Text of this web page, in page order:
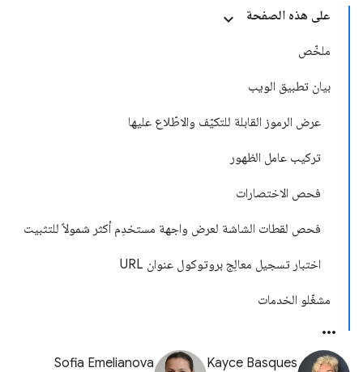
على هذه الصفحة
ملخّص
بيان تطبيق الويب
عرض الرموز القابلة للتكيّف والاطّلاع عليها
تركيب عامل الظهور
فحص الاختصارات
فحص لقطات الشاشة لعرض واجهة مستخدِم أكثر شمولاً للتثبيت
اختبار تسجيل معالِج بروتوكول عنوان URL
مشغّلو الخدمات
Kayce Basques
Sofia Emelianova